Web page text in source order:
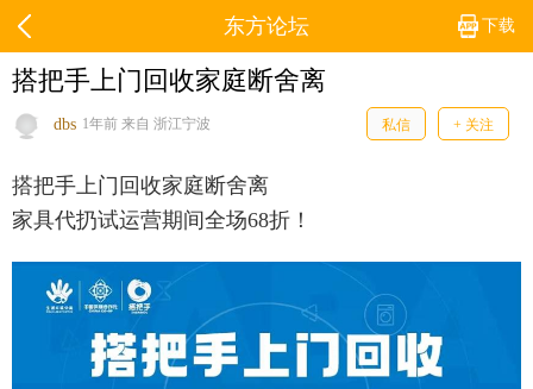
下载
东方论坛
搭把手上门回收家庭断舍离
dbs 1年前 来自 浙江宁波 私信 + 关注
搭把手上门回收家庭断舍离
家具代扔试运营期间全场68折！